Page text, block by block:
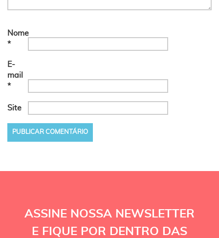
Nome
*
E-
mail
*
Site
ASSINE NOSSA NEWSLETTER
E FIQUE POR DENTRO DAS